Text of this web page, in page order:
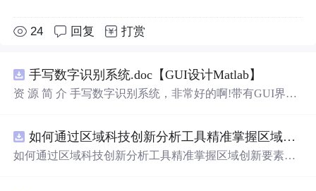
24 回复 打赏
手写数字识别系统.doc【GUI设计Matlab】
资 源 简 介 手写数字识别系统，非常好的啊!带有GUI界
带有直观的图形用户界面（GUI），非常容易使用。你只
需要将手写数字输入系统，它将立即给出准确的识别结
如何通过区域科技创新分析工具精准掌握区域创新要素分布与产业链融合现状？.docx
如何通过区域科技创新分析工具精准掌握区域创新要素分